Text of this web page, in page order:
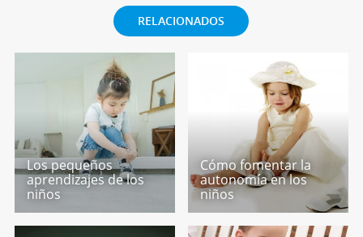
RELACIONADOS
Los pequeños
aprendizajes de los
niños
Cómo fomentar la
autonomía en los
niños